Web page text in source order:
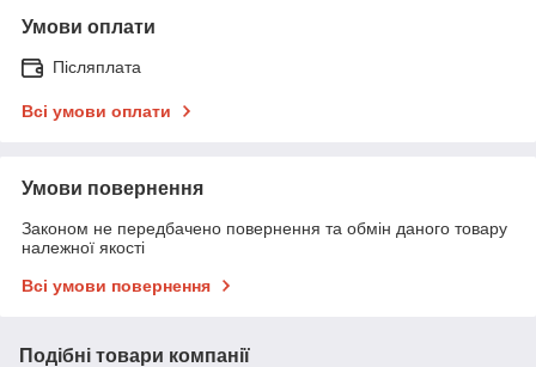
Умови оплати
Післяплата
Всі умови оплати
Умови повернення
Законом не передбачено повернення та обмін даного товару
належної якості
Всі умови повернення
Подібні товари компанії